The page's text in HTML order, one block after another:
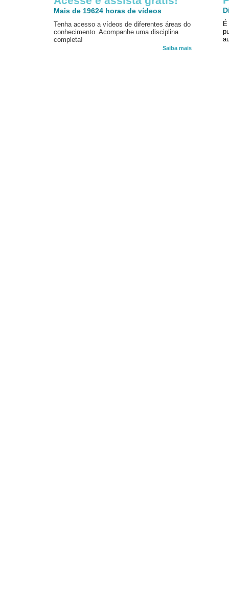
Mais de 19624 horas de vídeos
Tenha acesso a vídeos de diferentes áreas do
conhecimento. Acompanhe uma disciplina
completa!
Saiba mais